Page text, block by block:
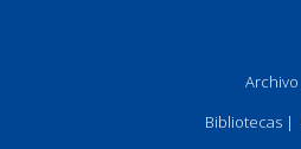
Archivo
Bibliotecas|